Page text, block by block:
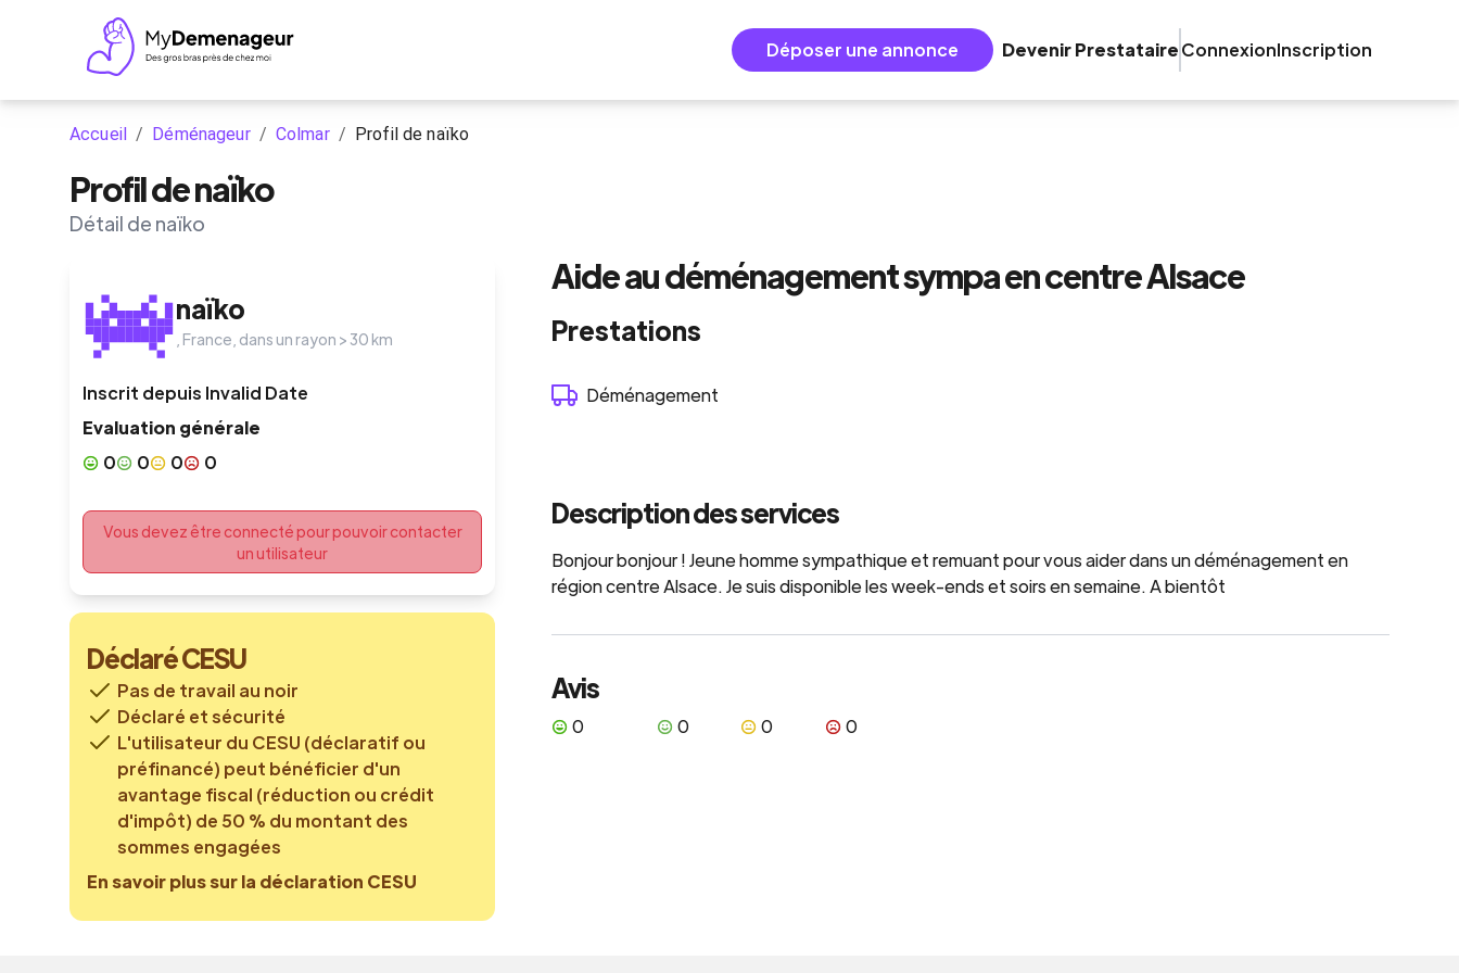
Déposer une annonce Devenir PrestataireConnexionInscription
Accueil / Déménageur / Colmar / Profil de naïko
Profil de naïko
Détail de naïko
naïko
France , dans un rayon > 30 km
Inscrit depuis Invalid Date
Evaluation générale
0
0 0 0
Vous devez être connecté pour pouvoir contacter
un utilisateur
Déclaré CESU
Pas de travail au noir
Déclaré et sécurité
L'utilisateur du CESU (déclaratif ou
préfinancé) peut bénéficier d'un
avantage fiscal (réduction ou crédit
d'impôt) de 50 % du montant des
sommes engagées
En savoir plus sur la déclaration CESU
Aide au déménagement sympa en centre Alsace
Prestations
Déménagement
Description des services
Bonjour bonjour ! Jeune homme sympathique et remuant pour vous aider dans un déménagement en
région centre Alsace. Je suis disponible les week-ends et soirs en semaine. A bientôt
Avis
0 0 0 0